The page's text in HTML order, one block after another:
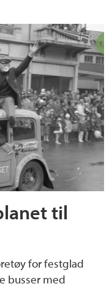
til
for festglad
busser med